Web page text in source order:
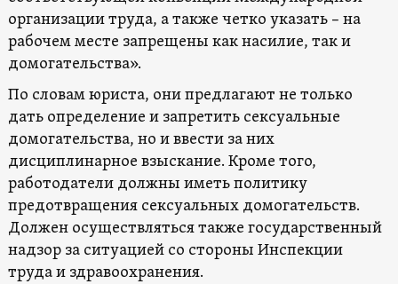
организации труда, а также четко указать – на
рабочем месте запрещены как насилие, так и
домогательства».
По словам юриста, они предлагают не только
дать определение и запретить сексуальные
домогательства, но и ввести за них
дисциплинарное взыскание. Кроме того,
работодатели должны иметь политику
предотвращения сексуальных домогательств.
Должен осуществляться также государственный
надзор за ситуацией со стороны Инспекции
труда и здравоохранения.